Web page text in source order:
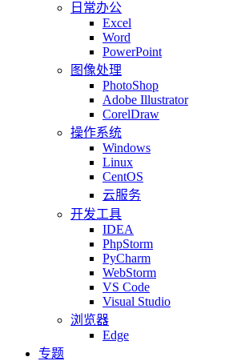
日常办公
Excel
Word
PowerPoint
图像处理
PhotoShop
Adobe Illustrator
CorelDraw
操作系统
Windows
Linux
CentOS
云服务
开发工具
IDEA
PhpStorm
PyCharm
WebStorm
VS Code
Visual Studio
浏览器
Edge
专题